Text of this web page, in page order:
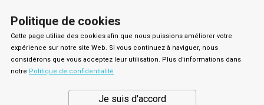
Politique de cookies
Cette page utilise des cookies afin que nous puissions améliorer votre
expérience sur notre site Web. Si vous continuez à naviguer, nous
considérons que vous acceptez leur utilisation. Plus d'informations dans
notre Politique de confidentialité
Je suis d'accord

Mentions légales